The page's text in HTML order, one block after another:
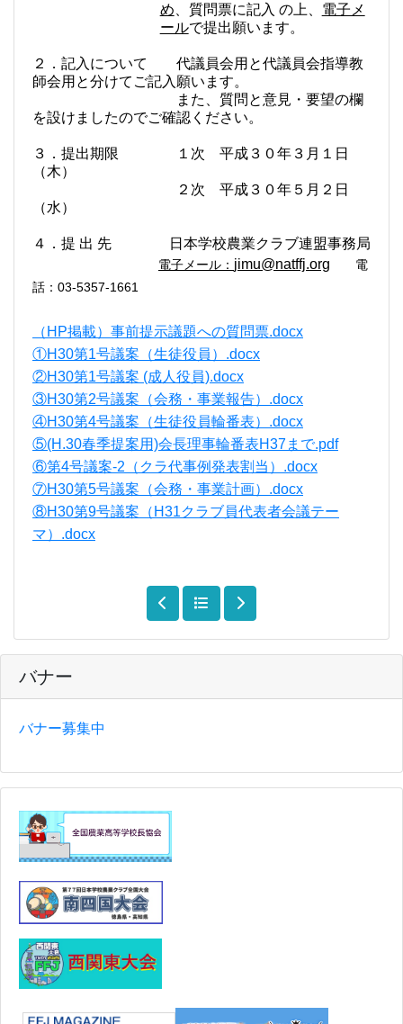
バナー
バナー募集中
め 、質問票に記入 の上、 電子メ
ールで提出願います。
２．記入について
代議員会用と代議員会指導教
師会用と分けてご記入願います。
また、質問と意見・要望の欄
を設けましたのでご確認ください。
３． 提出期限 １次 平成 ３０年３月 １ 日
（木）
２次 平成３０年５月２日
（水）
４．提 出 先 日本学校農業クラブ連盟事務局
電子メール： jimu@natffj.org
電
話： 03-5357-1661
（HP掲載）事前提示議題への質問票.docx
①H30第1号議案（生徒役員）.docx
②H30第1号議案 (成人役員).docx
③H30第2号議案（会務・事業報告）.docx
④H30第4号議案（生徒役員輪番表）.docx
⑤(H.30春季提案用)会長理事輪番表H37まで.pdf
⑥第4号議案-2（クラ代事例発表割当）.docx
⑦H30第5号議案（会務・事業計画）.docx
⑧H30第9号議案（H31クラブ員代表者会議テー
マ）.docx